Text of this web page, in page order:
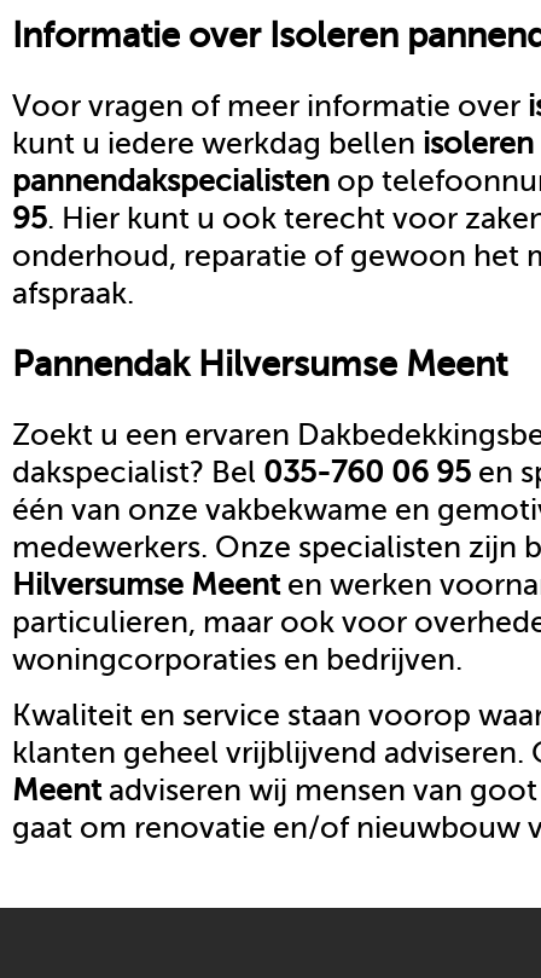
Informatie over Isoleren
Voor vragen of meer informatie over
kunt u iedere werkdag bellen isoleren
pannendakspecialisten op
95. Hier kunt u ook terecht voor
onderhoud, reparatie of gewoon het
afspraak.
Pannendak Hilversumse Meent
Zoekt u een ervaren
dakspecialist? Bel 035-760 06 95 en
één van onze vakbekwame en
medewerkers. Onze specialisten zijn
Hilversumse Meenten werken
particulieren, maar ook voor
woningcorporaties en bedrijven.
Kwaliteit en service staan voorop
klanten geheel vrijblijvend adviseren.
Meentadviseren wij mensen van
gaat om renovatie en/of nieuwbouw